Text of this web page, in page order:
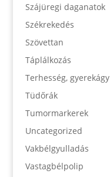
Szájüregi daganatok
Székrekedés
Szövettan
Táplálkozás
Terhesség, gyerekágy
Tüdőrák
Tumormarkerek
Uncategorized
Vakbélgyulladás
Vastagbélpolip